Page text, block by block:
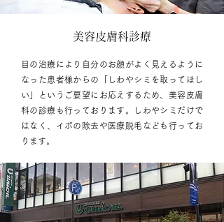
美容皮膚科診療
目の治療により自分のお顔がよく見えるように
なった患者様からの「しわやシミを取ってほし
い」というご要望にお応えするため、美容皮膚
科の診療も行っております。しわやシミだけで
はなく、イボの除去や医療脱毛なども行ってお
ります。